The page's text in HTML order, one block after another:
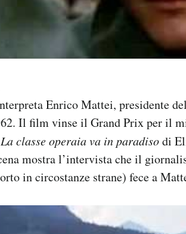
Enrico Mattei, presidente
Il film vinse il Grand Prix per il
La classe operaia va in paradisodi
mostra l’intervista che il
in circostanze strane) fece a